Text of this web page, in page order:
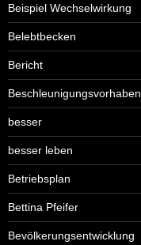
Beispiel Wechselwirkung
Belebtbecken
Bericht
Beschleunigungsvorhaben
besser
besser leben
Betriebsplan
Bettina Pfeifer
Bevölkerungsentwicklung